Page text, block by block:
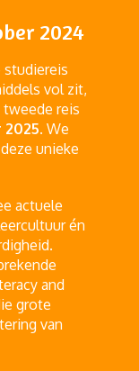
2024
studiereis
vol zit,
tweede reis
2025. We
unieke
actuele
én
and
grote
van